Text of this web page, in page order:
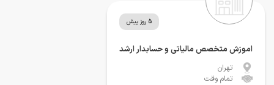
5 روز پیش
اموزش متخصص مالیاتی و حسابدار ارشد
تهران
تمام وقت